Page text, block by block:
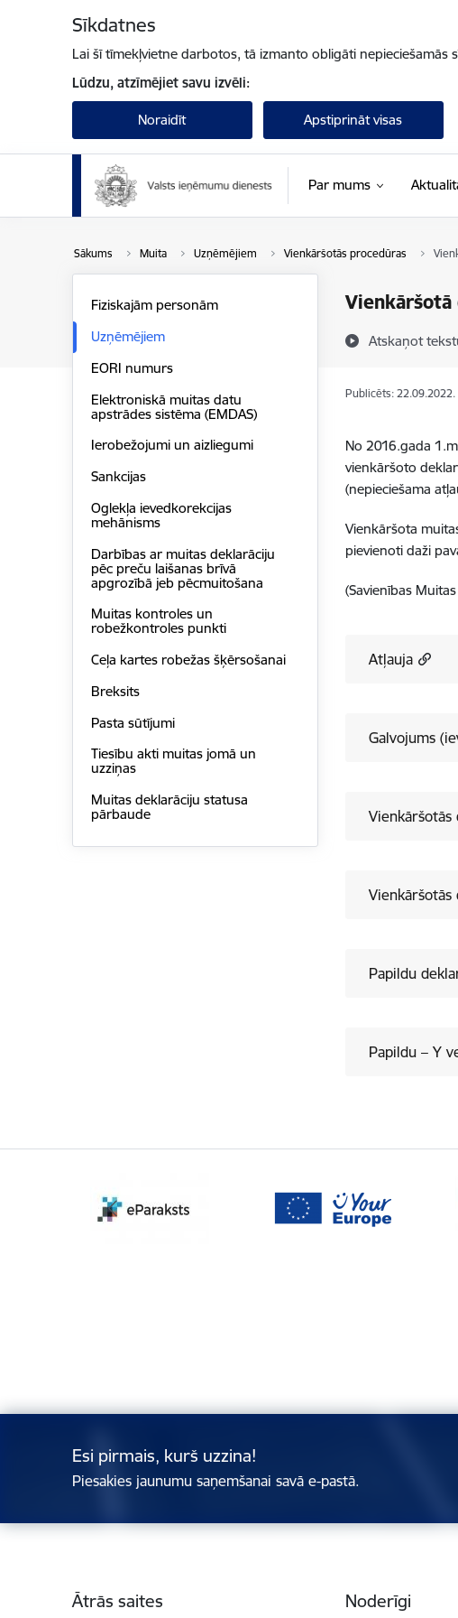
Sīkdatnes
Lai šī tīmekļvietne darbotos, tā izmanto obligāti
Lūdzu, atzīmējiet savu izvēli:
Noraidīt Apstiprināt visas
Par mums
Sākums Muita Uzņēmējiem Vienkāršotās procedūras
Atskaņot
Fiziskajām personām
Uzņēmējiem
EORI numurs
Elektroniskā muitas datu
apstrādes sistēma (EMDAS)
Ierobežojumi un aizliegumi
Sankcijas
Oglekļa ievedkorekcijas
mehānisms
Darbības ar muitas deklarāciju
pēc preču laišanas brīvā
apgrozībā jeb pēcmuitošana
Muitas kontroles un
robežkontroles punkti
Ceļa kartes robežas šķērsošanai
Breksits
Pasta sūtījumi
Tiesību akti muitas jomā un
uzziņas
Muitas deklarāciju statusa
pārbaude
Publicēts: 22.09.2022.
No 2016.gada
vienkāršoto
(nepieciešama
Vienkāršota
pievienoti daži
(Savienības
Atļauja
Galvojums
Vienkāršotās
Vienkāršotās
Papildu
Papildu – Y
Esi pirmais, kurš uzzina!
Piesakies jaunumu saņemšanai savā e-pastā.
Ātrās saites Noderīgi